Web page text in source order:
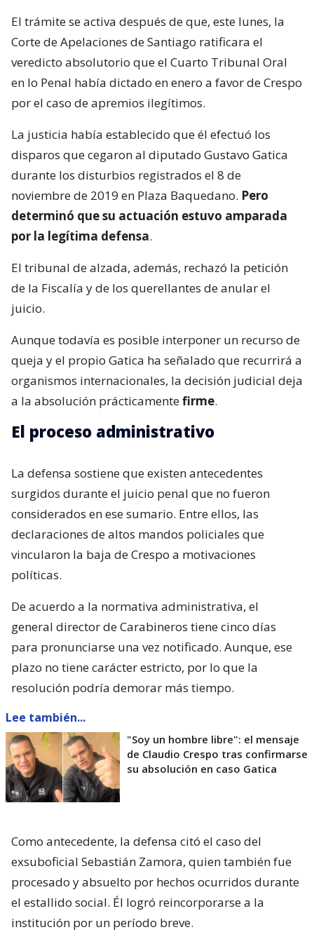
El trámite se activa después de que, este lunes, la
Corte de Apelaciones de Santiago ratificara el
veredicto absolutorio que el Cuarto Tribunal Oral
en lo Penal había dictado en enero a favor de Crespo
por el caso de apremios ilegítimos.
La justicia había establecido que él efectuó los
disparos que cegaron al diputado Gustavo Gatica
durante los disturbios registrados el 8 de
noviembre de 2019 en Plaza Baquedano. Pero
determinó que su actuación estuvo amparada
por la legítima defensa.
El tribunal de alzada, además, rechazó la petición
de la Fiscalía y de los querellantes de anular el
juicio.
Aunque todavía es posible interponer un recurso de
queja y el propio Gatica ha señalado que recurrirá a
organismos internacionales, la decisión judicial deja
a la absolución prácticamentefirme.
El proceso administrativo
La defensa sostiene que existen antecedentes
surgidos durante el juicio penal que no fueron
considerados en ese sumario. Entre ellos, las
declaraciones de altos mandos policiales que
vincularon la baja de Crespo a motivaciones
políticas.
De acuerdo a la normativa administrativa, el
general director de Carabineros tiene cinco días
para pronunciarse una vez notificado. Aunque, ese
plazo no tiene carácter estricto, por lo que la
resolución podría demorar más tiempo.
Lee también...
"Soy un hombre libre": el mensaje
de Claudio Crespo tras confirmarse
su absolución en caso Gatica
Como antecedente, la defensa citó el caso del
exsuboficial Sebastián Zamora, quien también fue
procesado y absuelto por hechos ocurridos durante
el estallido social. Él logró reincorporarse a la
institución por un período breve.